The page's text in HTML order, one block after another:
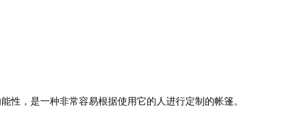
性，是一种非常容易根据使用它的人进行定制的帐篷。